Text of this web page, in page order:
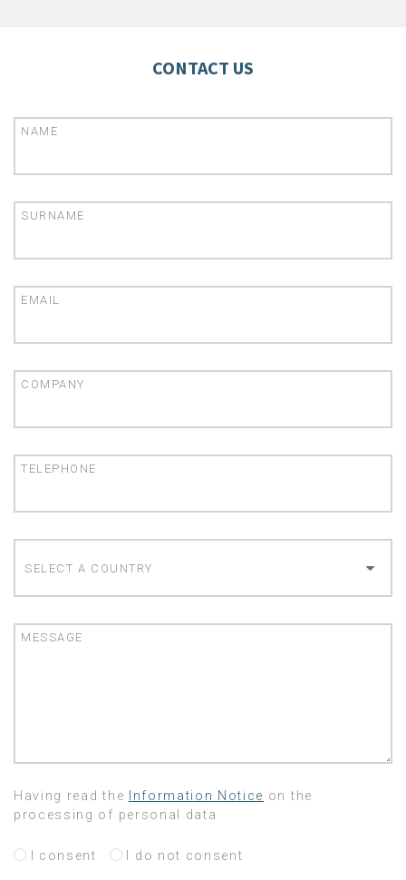
CONTACT US
NAME
SURNAME
EMAIL
COMPANY
TELEPHONE
MESSAGE
Having read the Information Notice on the
processing of personal data
I consent I do not consent